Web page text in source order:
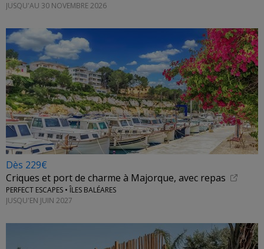
JUSQU'AU 30 NOVEMBRE 2026
Dès 229€
Criques et port de charme à Majorque, avec repas
PERFECT ESCAPES • ÎLES BALÉARES
JUSQU'EN JUIN 2027